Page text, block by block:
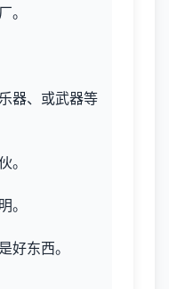
。
器、或武器等
。
。
东西。